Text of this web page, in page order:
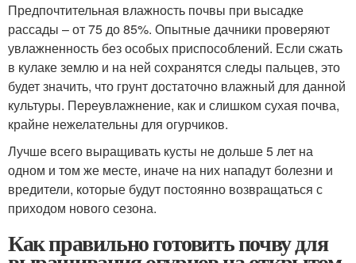
Предпочтительная влажность почвы при высадке
рассады – от 75 до 85%. Опытные дачники проверяют
увлажненность без особых приспособлений. Если сжать
в кулаке землю и на ней сохранятся следы пальцев, это
будет значить, что грунт достаточно влажный для данной
культуры. Переувлажнение, как и слишком сухая почва,
крайне нежелательны для огурчиков.
Лучше всего выращивать кусты не дольше 5 лет на
одном и том же месте, иначе на них нападут болезни и
вредители, которые будут постоянно возвращаться с
приходом нового сезона.
Как правильно готовить почву для